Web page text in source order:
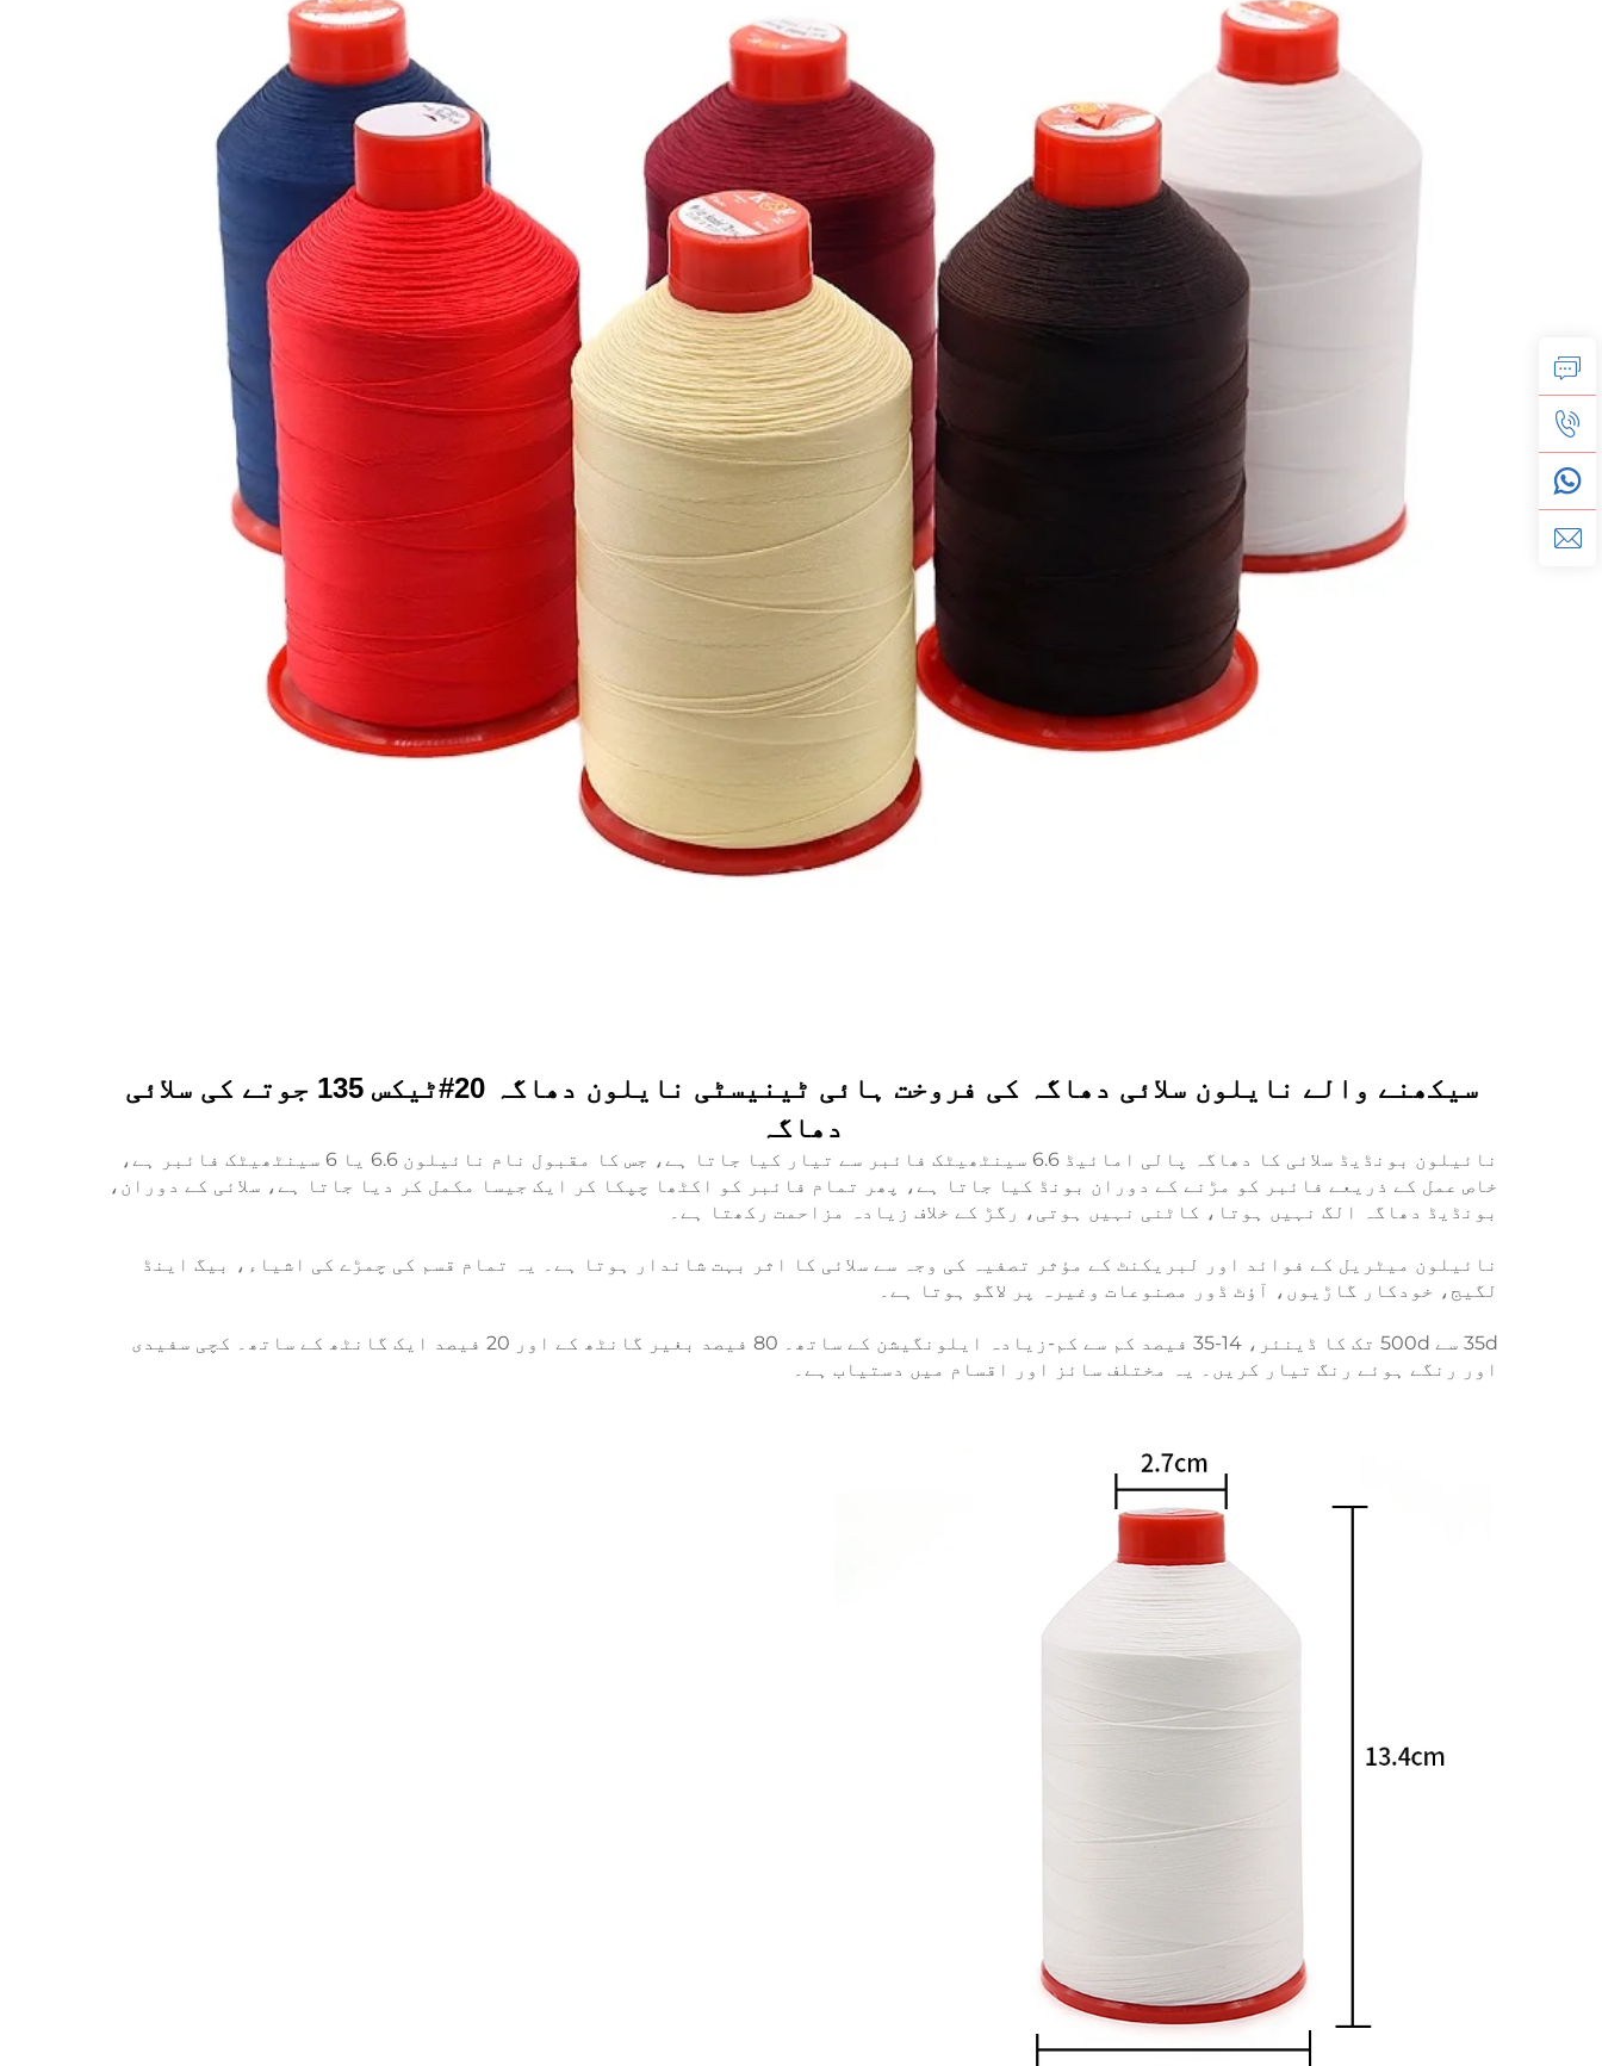
سیکھنے والے نایلون سلائی دھاگہ کی فروخت ہائی ٹینیسٹی نایلون دھاگہ 20#ٹیکس 135 جوتے کی سلائی
دھاگہ
نائیلون بونڈیڈ سلائی کا دھاگہ پالی امائیڈ 6.6 سینٹھیٹک فائبر سے تیار کیا جاتا ہے، جس کا مقبول نام نائیلون 6.6 یا 6 سینٹھیٹک فائبر ہے،
خاص عمل کے ذریعے فائبر کو مڑنے کے دوران بونڈ کیا جاتا ہے، پھر تمام فائبر کو اکٹھا چپکا کر ایک جیسا مکمل کر دیا جاتا ہے، سلائی کے دوران،
بونڈیڈ دھاگہ الگ نہیں ہوتا، کاٹنی نہیں ہوتی، رگڑ کے خلاف زیادہ مزاحمت رکھتا ہے۔
نائیلون میٹریل کے فوائد اور لبریکنٹ کے مؤثر تصفیہ کی وجہ سے سلائی کا اثر بہت شاندار ہوتا ہے۔ یہ تمام قسم کی چمڑے کی اشیاء، بیگ اینڈ
لگیج، خودکار گاڑیوں، آؤٹ ڈور مصنوعات وغیرہ پر لاگو ہوتا ہے۔
35d سے 500d تک کا ڈینئر، 14-35 فیصد کم سے کم-زیادہ ایلونگیشن کے ساتھ۔ 80 فیصد بغیر گانٹھ کے اور 20 فیصد ایک گانٹھ کے ساتھ۔ کچی سفیدی
اور رنگے ہوئے رنگ تیار کریں۔ یہ مختلف سائز اور اقسام میں دستیاب ہے۔